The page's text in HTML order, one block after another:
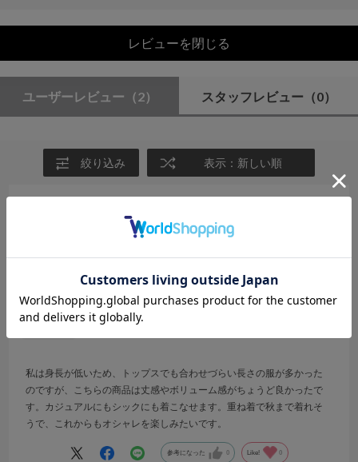
レビューを閉じる
ユーザーレビュー （2） スタッフレビュー （0）
絞り込み 表示：新しい順
ちろぷー
年代:50代 性別: 身長:146～150cm
靴のサイズ:～23cm
私は身長が低いため、トップスでも合わせづらい長さの服が多かった
のですが、こちらの商品は丈感やボリューム感がちょうど良かったで
す。カジュアルにもシックにも着こなせます。重ね着で秋まで着れそ
うで、これからもオシャレを楽しみたいです。
参考になった 0 Like! 0